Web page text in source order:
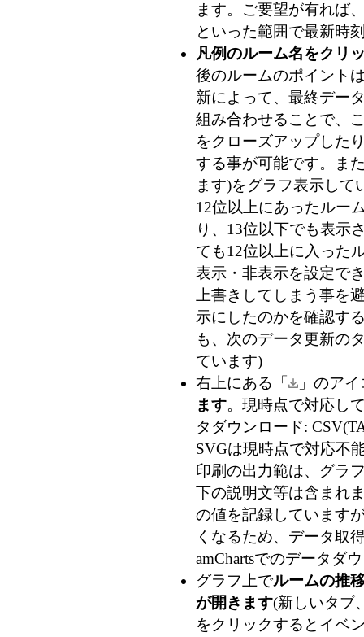
ます。ご要望が有れば
といった範囲で最新時
凡例のルーム名をクリ
後のルームのポイント
新によって、最終デー
組み合わせることで、
をクローズアップした
する事が可能です。ま
ます)をグラフ表示して
12位以上にあったルー
り、13位以下でも表示
ても12位以上に入った
表示・非表示を設定で
上書きしてしまう事を
示にしたのかを確認す
も、次のデータ更新の
ています)
右上にある「
」のアイ
ます。現時点で対応し
タダウンロード:
SVGは現時点で対応不
印刷の出力範は、グラ
下の説明文等は含まれ
の値を記録しています
くなるため、データ取
amChartsでのデータダ
グラフ上でルームの推
が開きます(新しいタブ
をクリックするとイベ